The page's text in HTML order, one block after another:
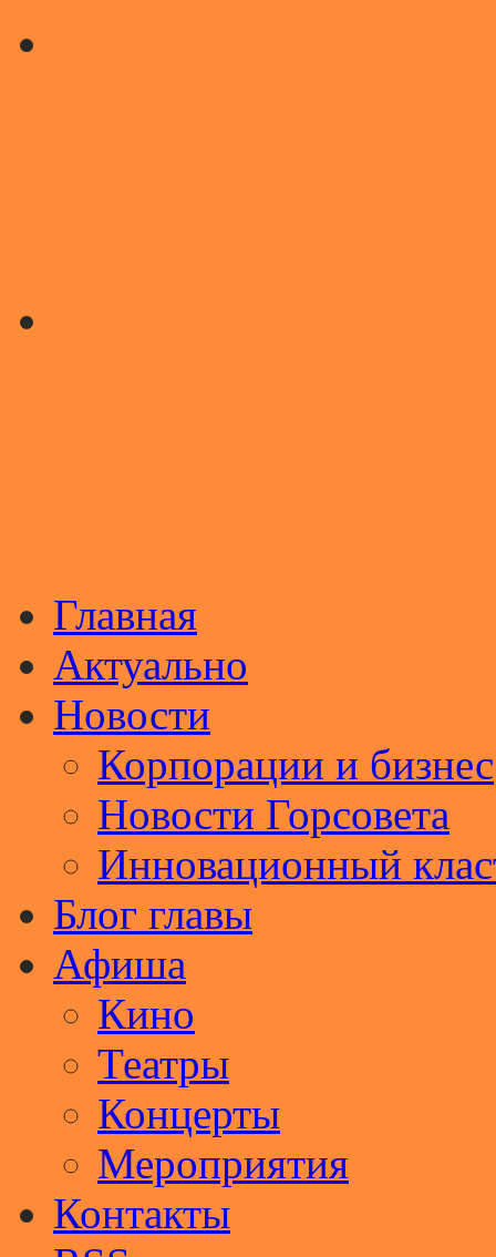
Главная
Актуально
Новости
Корпорации и бизнес
Новости Горсовета
Инновационный
Блог главы
Афиша
Кино
Театры
Концерты
Мероприятия
Контакты